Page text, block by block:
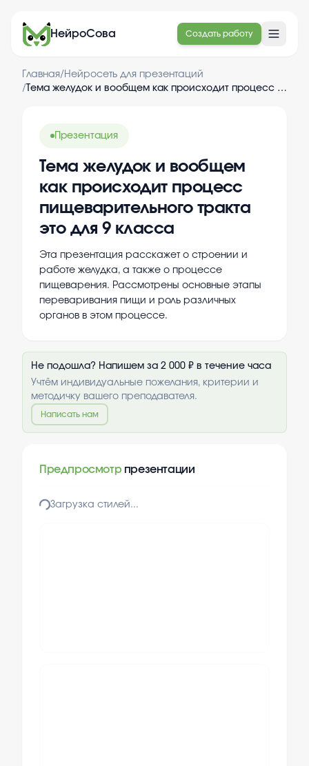
НейроСова Создать работу
Главная/ Нейросеть для презентаций
/
Тема желудок и вообщем как происходит процесс пищеварительного тракта это для 9 класса
Презентация
Тема желудок и вообщем
как происходит процесс
пищеварительного тракта
это для 9 класса
Эта презентация расскажет о строении и
работе желудка, а также о процессе
пищеварения. Рассмотрены основные этапы
переваривания пищи и роль различных
органов в этом процессе.
Не подошла? Напишем за 2 000 ₽ в течение часа
Учтём индивидуальные пожелания, критерии и
методичку вашего преподавателя.
Написать нам
Предпросмотр презентации
Загрузка стилей...